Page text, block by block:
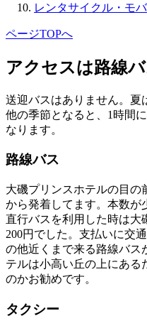
レンタサイクル・モ
ページTOPへ
アクセスは路線
送迎バスはありません。夏
他の季節となると、1時間
なります。
路線バス
大磯プリンスホテルの目の
から発着してます。本数が
直行バスを利用した時は大
200円 でした。支払いに交
の他近くまで来る路線バス
テルは小高い丘の上にある
のかお勧めです。
タクシー